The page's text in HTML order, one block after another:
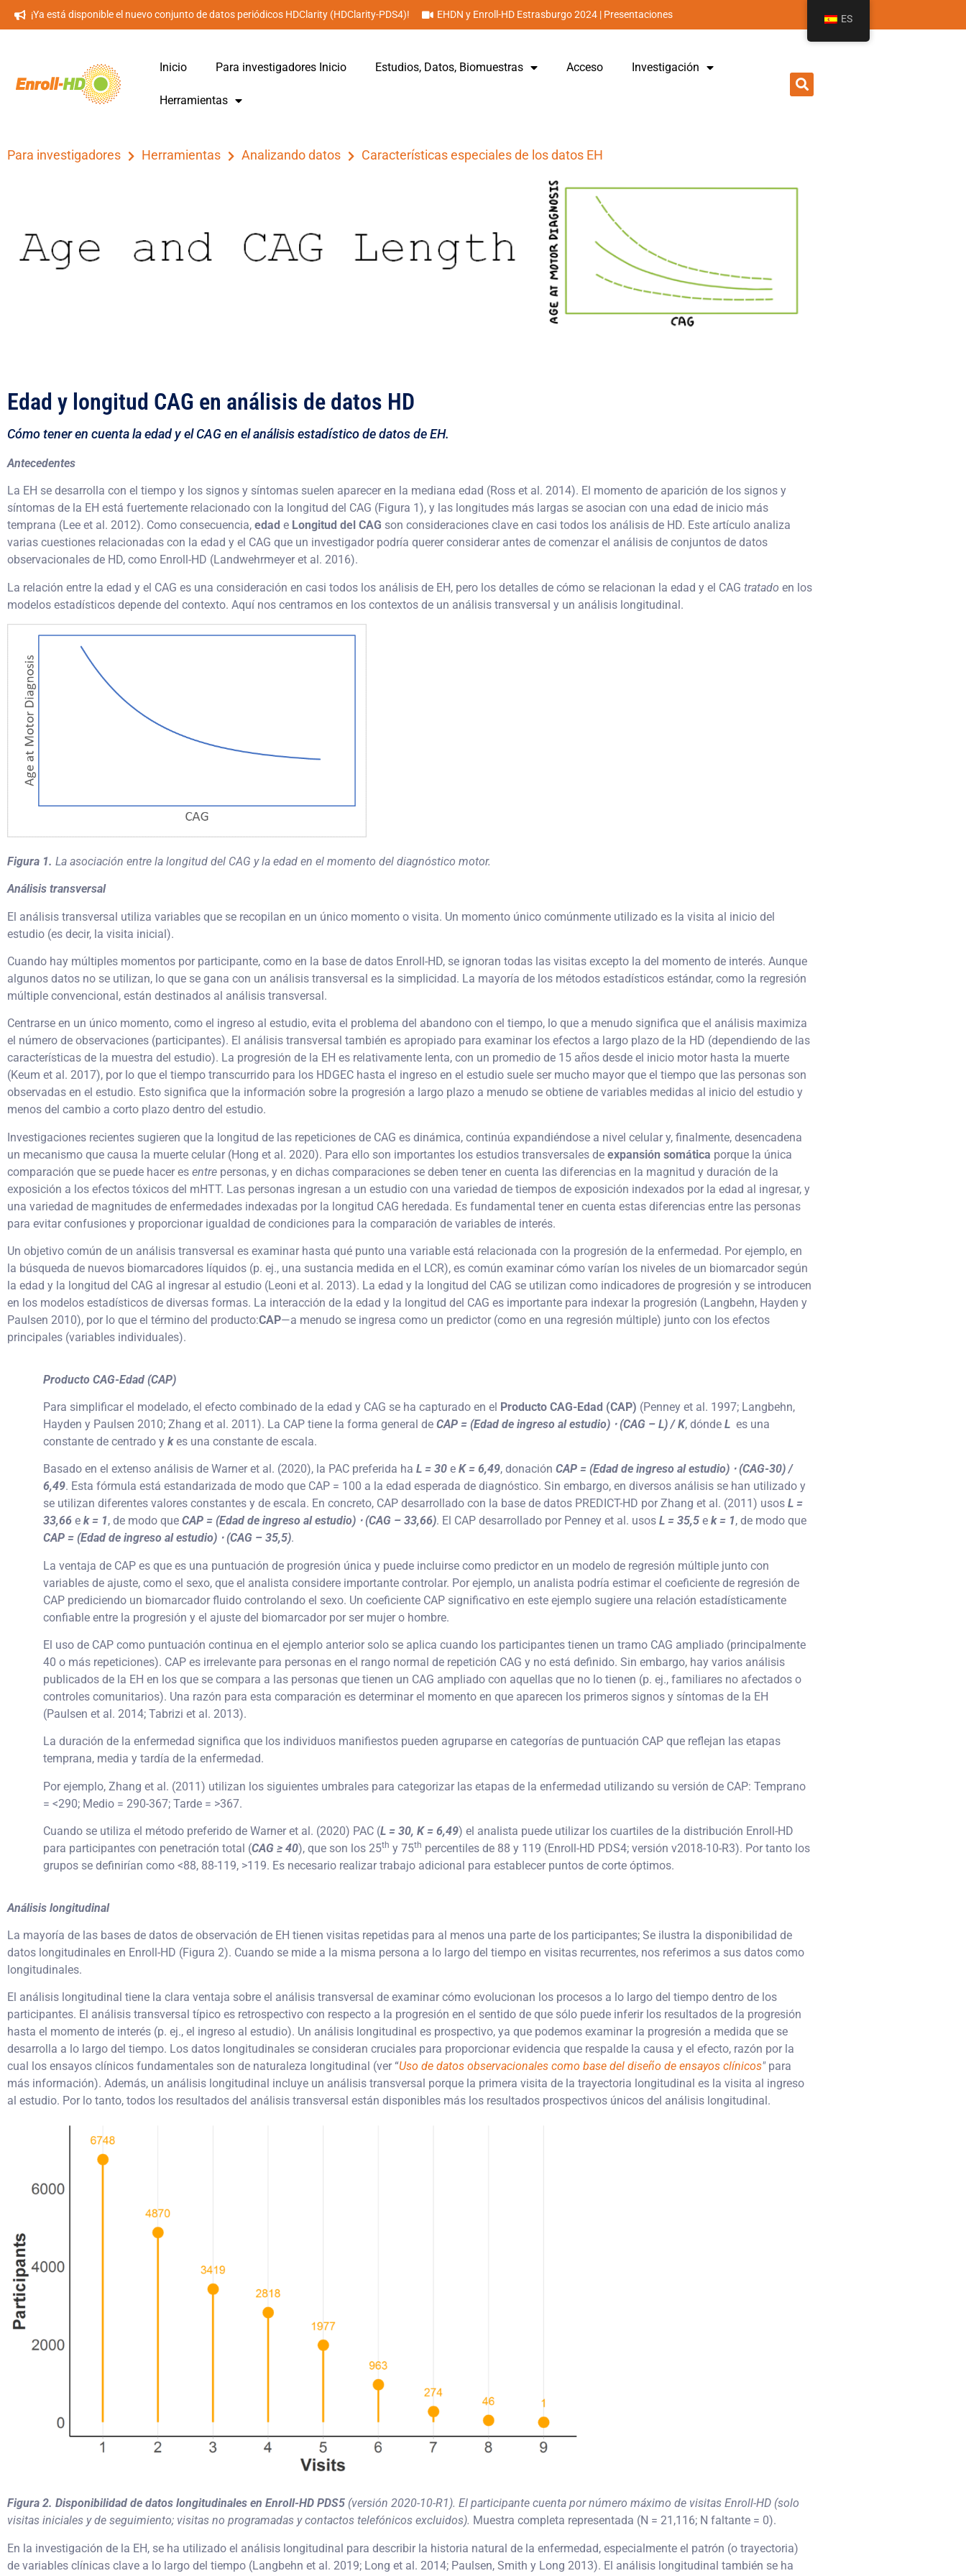
¡Ya está disponible el nuevo conjunto de datos periódicos HDClarity (HDClarity-PDS4)! EHDN y Enroll-HD Estrasburgo 2024 | Presentaciones
Inicio Para investigadores Inicio Estudios, Datos, Biomuestras Acceso Investigación
Herramientas
Para investigadores Herramientas Analizando datos Características especiales de los datos EH
Edad y longitud CAG en análisis de datos HD
Cómo tener en cuenta la edad y el CAG en el análisis estadístico de datos de EH.
Antecedentes
La EH se desarrolla con el tiempo y los signos y síntomas suelen aparecer en la mediana edad (Ross et al. 2014). El momento de aparición de los signos y
síntomas de la EH está fuertemente relacionado con la longitud del CAG (Figura 1), y las longitudes más largas se asocian con una edad de inicio más
temprana (Lee et al. 2012). Como consecuencia, edad e Longitud del CAG son consideraciones clave en casi todos los análisis de HD. Este artículo analiza
varias cuestiones relacionadas con la edad y el CAG que un investigador podría querer considerar antes de comenzar el análisis de conjuntos de datos
observacionales de HD, como Enroll-HD (Landwehrmeyer et al. 2016).
La relación entre la edad y el CAG es una consideración en casi todos los análisis de EH, pero los detalles de cómo se relacionan la edad y el CAG tratado en los
modelos estadísticos depende del contexto. Aquí nos centramos en los contextos de un análisis transversal y un análisis longitudinal.
Figura 1. La asociación entre la longitud del CAG y la edad en el momento del diagnóstico motor.
Análisis transversal
El análisis transversal utiliza variables que se recopilan en un único momento o visita. Un momento único comúnmente utilizado es la visita al inicio del
estudio (es decir, la visita inicial).
Cuando hay múltiples momentos por participante, como en la base de datos Enroll-HD, se ignoran todas las visitas excepto la del momento de interés. Aunque
algunos datos no se utilizan, lo que se gana con un análisis transversal es la simplicidad. La mayoría de los métodos estadísticos estándar, como la regresión
múltiple convencional, están destinados al análisis transversal.
Centrarse en un único momento, como el ingreso al estudio, evita el problema del abandono con el tiempo, lo que a menudo significa que el análisis maximiza
el número de observaciones (participantes). El análisis transversal también es apropiado para examinar los efectos a largo plazo de la HD (dependiendo de las
características de la muestra del estudio). La progresión de la EH es relativamente lenta, con un promedio de 15 años desde el inicio motor hasta la muerte
(Keum et al. 2017), por lo que el tiempo transcurrido para los HDGEC hasta el ingreso en el estudio suele ser mucho mayor que el tiempo que las personas son
observadas en el estudio. Esto significa que la información sobre la progresión a largo plazo a menudo se obtiene de variables medidas al inicio del estudio y
menos del cambio a corto plazo dentro del estudio.
Investigaciones recientes sugieren que la longitud de las repeticiones de CAG es dinámica, continúa expandiéndose a nivel celular y, finalmente, desencadena
un mecanismo que causa la muerte celular (Hong et al. 2020). Para ello son importantes los estudios transversales de expansión somática porque la única
comparación que se puede hacer es entre personas, y en dichas comparaciones se deben tener en cuenta las diferencias en la magnitud y duración de la
exposición a los efectos tóxicos del mHTT. Las personas ingresan a un estudio con una variedad de tiempos de exposición indexados por la edad al ingresar, y
una variedad de magnitudes de enfermedades indexadas por la longitud CAG heredada. Es fundamental tener en cuenta estas diferencias entre las personas
para evitar confusiones y proporcionar igualdad de condiciones para la comparación de variables de interés.
Un objetivo común de un análisis transversal es examinar hasta qué punto una variable está relacionada con la progresión de la enfermedad. Por ejemplo, en
la búsqueda de nuevos biomarcadores líquidos (p. ej., una sustancia medida en el LCR), es común examinar cómo varían los niveles de un biomarcador según
la edad y la longitud del CAG al ingresar al estudio (Leoni et al. 2013). La edad y la longitud del CAG se utilizan como indicadores de progresión y se introducen
en los modelos estadísticos de diversas formas. La interacción de la edad y la longitud del CAG es importante para indexar la progresión (Langbehn, Hayden y
Paulsen 2010), por lo que el término del producto:CAP—a menudo se ingresa como un predictor (como en una regresión múltiple) junto con los efectos
principales (variables individuales).
Producto CAG-Edad (CAP)
Para simplificar el modelado, el efecto combinado de la edad y CAG se ha capturado en el Producto CAG-Edad (CAP) (Penney et al. 1997; Langbehn,
Hayden y Paulsen 2010; Zhang et al. 2011). La CAP tiene la forma general de CAP = (Edad de ingreso al estudio) ⋅ (CAG – L) / K, dónde L es una
constante de centrado y kes una constante de escala.
Basado en el extenso análisis de Warner et al. (2020), la PAC preferida ha L = 30 e K = 6,49, donación CAP = (Edad de ingreso al estudio) ⋅ (CAG-30) /
6,49. Esta fórmula está estandarizada de modo que CAP = 100 a la edad esperada de diagnóstico. Sin embargo, en diversos análisis se han utilizado y
se utilizan diferentes valores constantes y de escala. En concreto, CAP desarrollado con la base de datos PREDICT-HD por Zhang et al. (2011) usos L =
33,66 e k = 1, de modo que CAP = (Edad de ingreso al estudio) ⋅ (CAG – 33,66). El CAP desarrollado por Penney et al. usos L = 35,5 e k = 1, de modo que
CAP = (Edad de ingreso al estudio) ⋅ (CAG – 35,5).
La ventaja de CAP es que es una puntuación de progresión única y puede incluirse como predictor en un modelo de regresión múltiple junto con
variables de ajuste, como el sexo, que el analista considere importante controlar. Por ejemplo, un analista podría estimar el coeficiente de regresión de
CAP prediciendo un biomarcador fluido controlando el sexo. Un coeficiente CAP significativo en este ejemplo sugiere una relación estadísticamente
confiable entre la progresión y el ajuste del biomarcador por ser mujer o hombre.
El uso de CAP como puntuación continua en el ejemplo anterior solo se aplica cuando los participantes tienen un tramo CAG ampliado (principalmente
40 o más repeticiones). CAP es irrelevante para personas en el rango normal de repetición CAG y no está definido. Sin embargo, hay varios análisis
publicados de la EH en los que se compara a las personas que tienen un CAG ampliado con aquellas que no lo tienen (p. ej., familiares no afectados o
controles comunitarios). Una razón para esta comparación es determinar el momento en que aparecen los primeros signos y síntomas de la EH
(Paulsen et al. 2014; Tabrizi et al. 2013).
La duración de la enfermedad significa que los individuos manifiestos pueden agruparse en categorías de puntuación CAP que reflejan las etapas
temprana, media y tardía de la enfermedad.
Por ejemplo, Zhang et al. (2011) utilizan los siguientes umbrales para categorizar las etapas de la enfermedad utilizando su versión de CAP: Temprano
= <290; Medio = 290-367; Tarde = >367.
Cuando se utiliza el método preferido de Warner et al. (2020) PAC (L = 30, K = 6,49) el analista puede utilizar los cuartiles de la distribución Enroll-HD
para participantes con penetración total (CAG ≥ 40), que son los 25th y 75th percentiles de 88 y 119 (Enroll-HD PDS4; versión v2018-10-R3). Por tanto los
grupos se definirían como <88, 88-119, >119. Es necesario realizar trabajo adicional para establecer puntos de corte óptimos.
Análisis longitudinal
La mayoría de las bases de datos de observación de EH tienen visitas repetidas para al menos una parte de los participantes; Se ilustra la disponibilidad de
datos longitudinales en Enroll-HD (Figura 2). Cuando se mide a la misma persona a lo largo del tiempo en visitas recurrentes, nos referimos a sus datos como
longitudinales.
El análisis longitudinal tiene la clara ventaja sobre el análisis transversal de examinar cómo evolucionan los procesos a lo largo del tiempo dentro de los
participantes. El análisis transversal típico es retrospectivo con respecto a la progresión en el sentido de que sólo puede inferir los resultados de la progresión
hasta el momento de interés (p. ej., el ingreso al estudio). Un análisis longitudinal es prospectivo, ya que podemos examinar la progresión a medida que se
desarrolla a lo largo del tiempo. Los datos longitudinales se consideran cruciales para proporcionar evidencia que respalde la causa y el efecto, razón por la
cual los ensayos clínicos fundamentales son de naturaleza longitudinal (ver “Uso de datos observacionales como base del diseño de ensayos clínicos" para
más información). Además, un análisis longitudinal incluye un análisis transversal porque la primera visita de la trayectoria longitudinal es la visita al ingreso
al estudio. Por lo tanto, todos los resultados del análisis transversal están disponibles más los resultados prospectivos únicos del análisis longitudinal.
Figura 2. Disponibilidad de datos longitudinales en Enroll-HD PDS5 (versión 2020-10-R1). El participante cuenta por número máximo de visitas Enroll-HD (solo
visitas iniciales y de seguimiento; visitas no programadas y contactos telefónicos excluidos). Muestra completa representada (N = 21,116; N faltante = 0).
En la investigación de la EH, se ha utilizado el análisis longitudinal para describir la historia natural de la enfermedad, especialmente el patrón (o trayectoria)
de variables clínicas clave a lo largo del tiempo (Langbehn et al. 2019; Long et al. 2014; Paulsen, Smith y Long 2013). El análisis longitudinal también se ha
ES